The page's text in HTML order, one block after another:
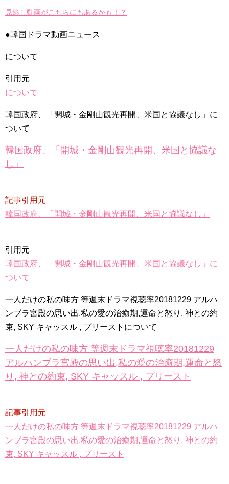
ソン・ヘギョ – ソンヘギョ キスまとめ
九尾狐外伝 第２話 キム・ジウ チョ・ヒョンジェ
レンタル開始！
Jin-Crash Landing On You/ヒョンビン❤️ソンイェジン / エンジョイ❕
キム・レウォンの影絵遊び！？「黒騎士～永遠の約束～」メイ
キングを一部公開（DVD-SET2特典映像より）
いでしょ？” Big News TV
キム・ユジョン、新ドラマ「まず熱く掃除せよ」に出演確
定…“台本を見た瞬間惹かれた” 20180123
俳優カン・ギヨン、突然の熱愛宣言…「キム秘書がなぜそう
か」出演で話題 Big News TV
見逃し動画がこちらにもあるかも！？
●韓国ドラマ動画ニュース
について
引用元
について
韓国政府、「開城・金剛山観光再開、米国と協議なし」に
ついて
韓国政府、「開城・金剛山観光再開、米国と協議な
し」
記事引用元
韓国政府、「開城・金剛山観光再開、米国と協議なし」
引用元
韓国政府、「開城・金剛山観光再開、米国と協議なし」に
ついて
一人だけの私の味方 等週末ドラマ視聴率20181229 アルハ
ンブラ宮殿の思い出,私の愛の治癒期,運命と怒り, 神との約
束, SKY キャッスル , プリーストについて
一人だけの私の味方 等週末ドラマ視聴率20181229
アルハンブラ宮殿の思い出,私の愛の治癒期,運命と怒
り, 神との約束, SKY キャッスル , プリースト
記事引用元
一人だけの私の味方 等週末ドラマ視聴率20181229 アルハ
ンブラ宮殿の思い出,私の愛の治癒期,運命と怒り, 神との約
束, SKY キャッスル , プリースト